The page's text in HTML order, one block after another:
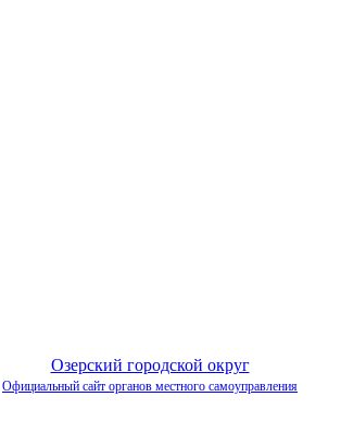
Озерский городской округ
Официальный сайт органов местного самоуправления